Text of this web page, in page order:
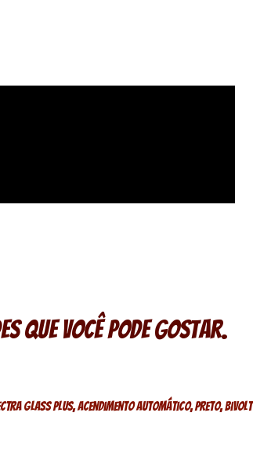
que você pode gostar.
Glass Plus, acendimento automático, preto, bivolt